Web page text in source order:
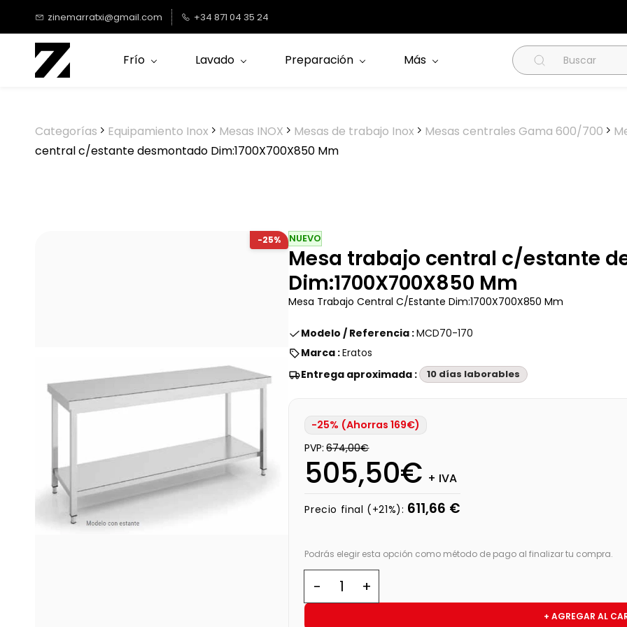
contenido
principal
zinemarratxi@gmail.com +34 871 04 35 24
Frío Lavado Preparación Más
Categorías Equipamiento Inox Mesas INOX Mesas de trabajo Inox Mesas centrales Gama 600/700
central c/estante desmontado Dim:1700X700X850 Mm
-25% NUEVO
Mesa trabajo central c/estante
Dim:1700X700X850 Mm
Mesa Trabajo Central C/Estante Dim:1700X700X850 Mm
Modelo / Referencia :MCD70-170
Marca :Eratos
Entrega aproximada : 10 días laborables
-25% (Ahorras 169€)
PVP: 674,00€
505,50€ + IVA
Precio final (+21%): 611,66 €
Podrás elegir esta opción como método de pago al finalizar tu compra.
+ AGREGAR AL